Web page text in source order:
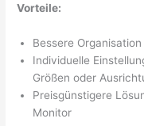
Vorteile:
Bessere
Individuelle
Größen oder
Preisgünstigere
Monitor